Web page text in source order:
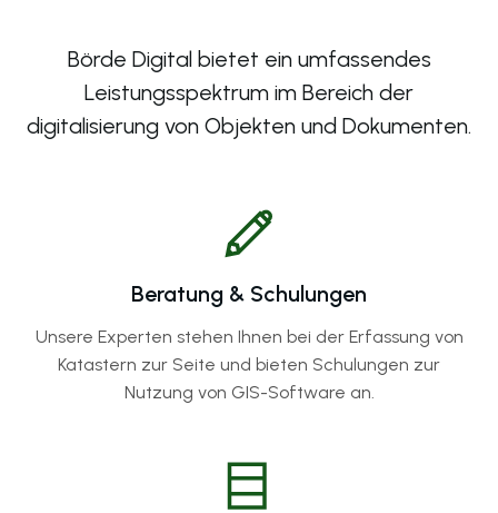
Börde Digital bietet ein umfassendes
Leistungsspektrum im Bereich der
digitalisierung von Objekten und Dokumenten.
Beratung & Schulungen
Unsere Experten stehen Ihnen bei der Erfassung von
Katastern zur Seite und bieten Schulungen zur
Nutzung von GIS-Software an.